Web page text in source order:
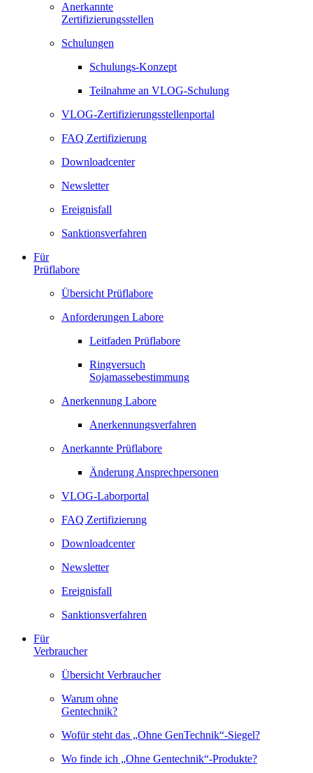
Anerkannte
Zertifizierungsstellen
Schulungen
Schulungs-Konzept
Teilnahme an VLOG-Schulung
VLOG-Zertifizierungsstellenportal
FAQ Zertifizierung
Downloadcenter
Newsletter
Ereignisfall
Sanktionsverfahren
Für
Prüflabore
Übersicht Prüflabore
Anforderungen Labore
Leitfaden Prüflabore
Ringversuch
Sojamassebestimmung
Anerkennung Labore
Anerkennungsverfahren
Anerkannte Prüflabore
Änderung Ansprechpersonen
VLOG-Laborportal
FAQ Zertifizierung
Downloadcenter
Newsletter
Ereignisfall
Sanktionsverfahren
Für
Verbraucher
Übersicht Verbraucher
Warum ohne
Gentechnik?
Wofür steht das „Ohne GenTechnik“-Siegel?
Wo finde ich „Ohne Gentechnik“-Produkte?